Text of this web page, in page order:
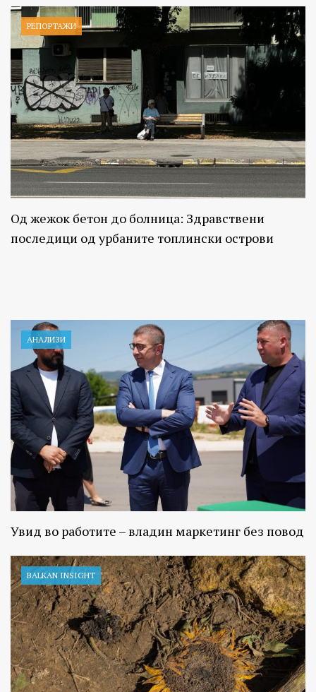
РЕПОРТАЖИ
Од жежок бетон до болница: Здравствени
последици од урбаните топлински острови
АНАЛИЗИ
Увид во работите – владин маркетинг без повод
BALKAN INSIGHT